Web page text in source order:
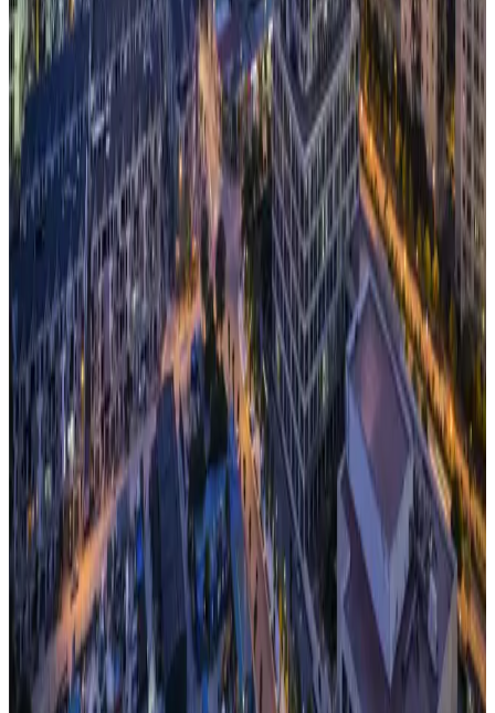
ドル建てのステーブルコインの2大巨頭であるUSDTとUSDC
の違いを説明することができますか？ もちろん発行されて
いる国や発行額、裏付け資産、法的な整備などの違いはあり
ますが、ユーザーには全く別の価値を提供しています。この
ユーザーへの提供...
記事を読む
予測市場Polymarketの成長と日本市場への示唆
【Onchain Report】
本レポートは、分散型予測市場「Polymarket（ポリマーケ
ット）」の急拡大を、オンチェーンデータを手がかりに整理
したものです。 なぜ従来型の予測市場が抱えた課題を超え
て流動性が拡大したのか、取引はどのカテゴリに集中してい
るのか、予測精...
記事を読む
ステーブルコインの基礎理解
本レポートは、10月1日に行われた「ステーブルコインの可
能性」を踏まえてステーブルコインの基礎的な内容をまとめ
たレポートになります。本レポートでは、ステーブルコイン
が何か、どのように使われるのか、どんなメリットがあるか
などステーブルコインに...